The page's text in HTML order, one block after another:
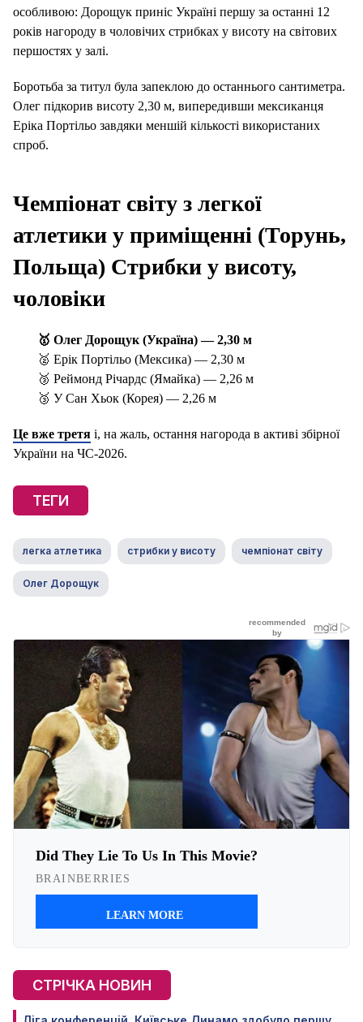
особливою: Дорощук приніс Україні першу за останні 12
років нагороду в чоловічих стрибках у висоту на світових
першостях у залі.
Боротьба за титул була запеклою до останнього сантиметра.
Олег підкорив висоту 2,30 м, випередивши мексиканця
Еріка Портільо завдяки меншій кількості використаних
спроб.
Чемпіонат світу з легкої
атлетики у приміщенні (Торунь,
Польща) Стрибки у висоту,
чоловіки
🥇 Олег Дорощук (Україна) — 2,30 м
🥈 Ерік Портільо (Мексика) — 2,30 м
🥉 Реймонд Річардс (Ямайка) — 2,26 м
🥉 У Сан Хьок (Корея) — 2,26 м
Це вже третя і, на жаль, остання нагорода в активі збірної
України на ЧС-2026.
ТЕГИ
легка атлетика стрибки у висоту чемпіонат світу
Олег Дорощук
СТРІЧКА НОВИН